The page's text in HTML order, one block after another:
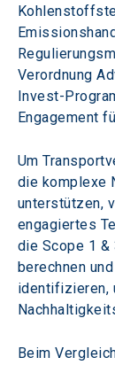
Verordnung
Invest-
Engagement
Um
die komplexe
unterstützen,
engagiertes
die Scope 1 &
berechnen
identifizieren,
Beim